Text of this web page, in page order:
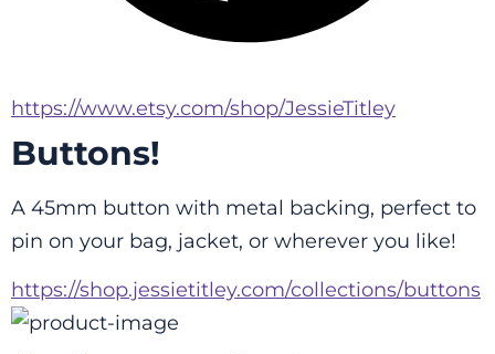
https://www.etsy.com/shop/JessieTitley
Buttons!
A 45mm button with metal backing, perfect to
pin on your bag, jacket, or wherever you like!
https://shop.jessietitley.com/collections/buttons